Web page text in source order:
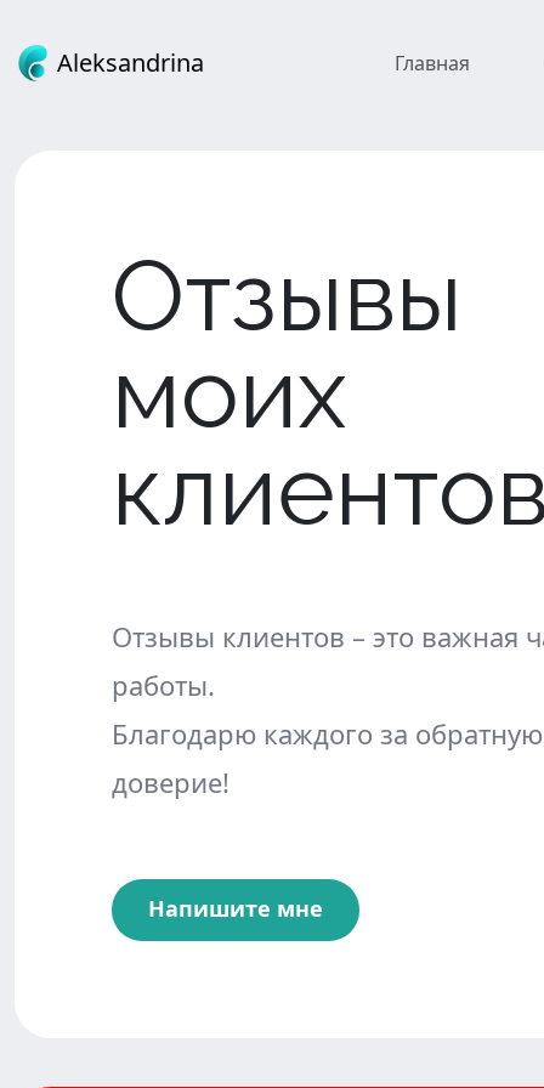
Aleksandrina Главная
Отзывы
моих
клиентов
Отзывы клиентов – это важная
работы.
Благодарю каждого за
доверие!
Напишите мне